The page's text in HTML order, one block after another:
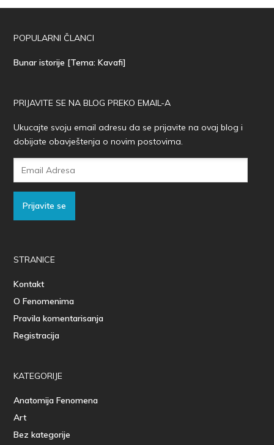
POPULARNI ČLANCI
Bunar istorije [Tema: Kavafi]
PRIJAVITE SE NA BLOG PREKO EMAIL-A
Ukucajte svoju email adresu da se prijavite na ovaj blog i
dobijate obavještenja o novim postovima.
Prijavite se
STRANICE
Kontakt
O Fenomenima
Pravila komentarisanja
Registracija
KATEGORIJE
Anatomija Fenomena
Art
Bez kategorije